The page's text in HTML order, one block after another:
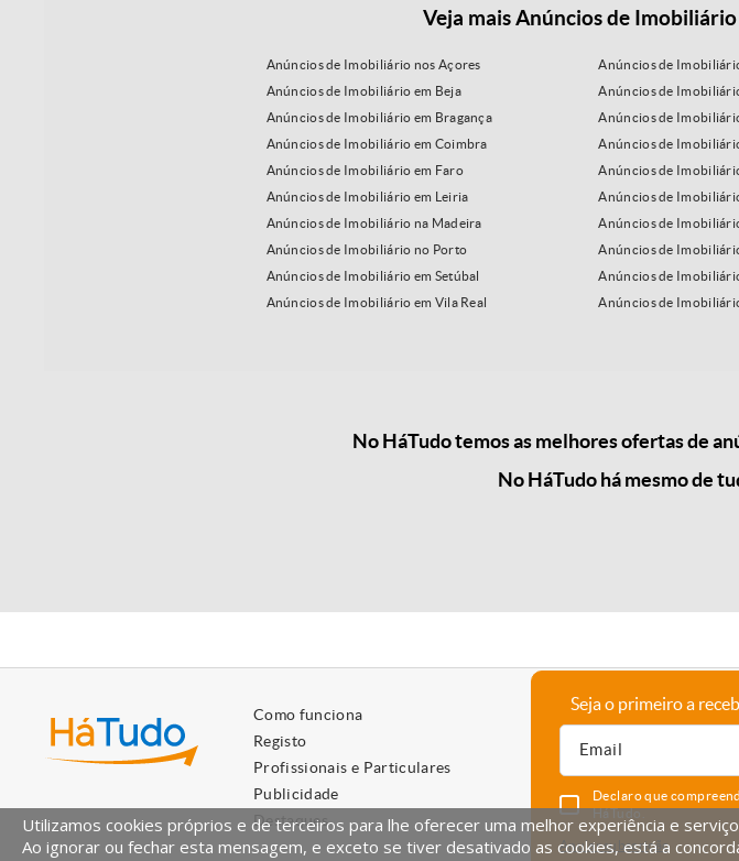
Veja mais Anúncios de Imobiliário
Anúncios de Imobiliário nos Açores
Anúncios de
Anúncios de Imobiliário em Beja
Anúncios de
Anúncios de Imobiliário em Bragança
Anúncios de
Anúncios de Imobiliário em Coimbra
Anúncios de
Anúncios de Imobiliário em Faro
Anúncios de
Anúncios de Imobiliário em Leiria
Anúncios de
Anúncios de Imobiliário na Madeira
Anúncios de
Anúncios de Imobiliário no Porto
Anúncios de
Anúncios de Imobiliário em Setúbal
Anúncios de
Anúncios de Imobiliário em Vila Real
Anúncios de
No HáTudo temos as melhores ofertas de
No HáTudo há mesmo de
Como funciona
Registo
Profissionais e Particulares
Publicidade
Destaques
A empresa
Parceiros
Seja o primeiro a
Declaro que
HáTudo.
Anular subscrição
Utilizamos cookies próprios e de terceiros para lhe oferecer uma melhor experiência e
Ao ignorar ou fechar esta mensagem, e exceto se tiver desativado as cookies, está a